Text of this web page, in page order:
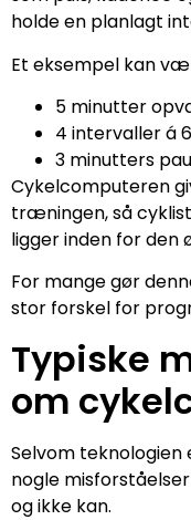
holde en planlagt
Et eksempel kan
5 minutter
4 intervaller á
3 minutters
Cykelcomputeren
træningen, så
ligger inden for den
For mange gør
stor forskel for
Typiske
om
Selvom teknologien
nogle
og ikke kan.